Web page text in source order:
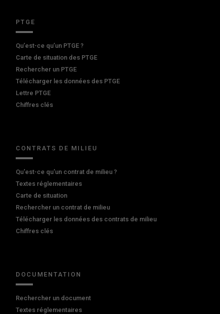
PTGE
Qu’est-ce qu’un PTGE ?
Carte de situation des PTGE
Rechercher un PTGE
Télécharger les données des PTGE
Lettre PTGE
Chiffres clés
CONTRATS DE MILIEU
Qu'est-ce qu'un contrat de milieu ?
Textes réglementaires
Carte de situation
Rechercher un contrat de milieu
Télécharger les données des contrats de milieu
Chiffres clés
DOCUMENTATION
Rechercher un document
Textes réglementaires